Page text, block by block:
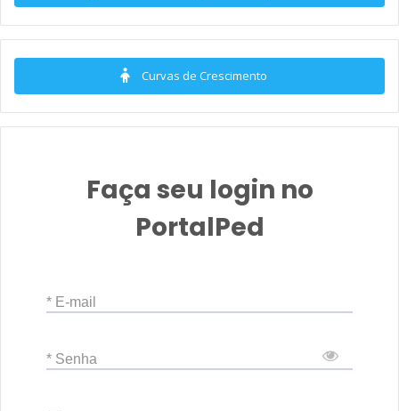
Curvas de Crescimento
Faça seu login no
PortalPed
* E-mail
* Senha